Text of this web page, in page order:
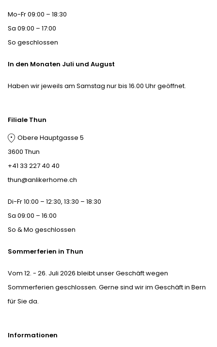
Informationen
Mo-Fr 09:00 – 18:30
Sa 09:00 – 17:00
So geschlossen
In den Monaten Juli und August
Haben wir jeweils am Samstag nur bis 16.00 Uhr geöffnet.
Filiale Thun
Obere Hauptgasse 5
3600 Thun
+41 33 227 40 40
thun@anlikerhome.ch
Di-Fr 10:00 – 12:30, 13:30 – 18:30
Sa 09:00 – 16:00
So & Mo geschlossen
Sommerferien in Thun
Vom 12. - 26. Juli 2026 bleibt unser Geschäft wegen
Sommerferien geschlossen. Gerne sind wir im Geschäft in Bern
für Sie da.